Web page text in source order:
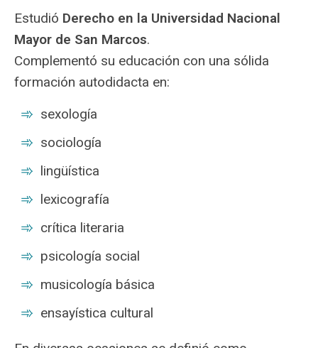
Estudió Derecho en la Universidad Nacional
Mayor de San Marcos.
Complementó su educación con una sólida
formación autodidacta en:
sexología
sociología
lingüística
lexicografía
crítica literaria
psicología social
musicología básica
ensayística cultural